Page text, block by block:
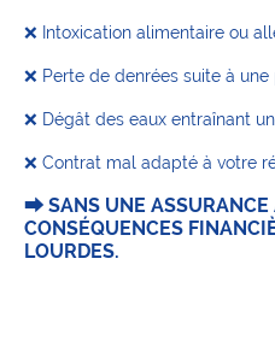
❌ Intoxication alimentaire ou
❌ Perte de denrées suite à
❌ Dégât des eaux entraînant
❌ Contrat mal adapté à votre
⮕ SANS UNE ASSURANCE
CONSÉQUENCES
LOURDES.